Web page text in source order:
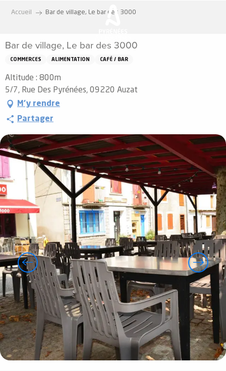
principal
Accueil Bar de village, Le bar des 3000
Bar de village, Le bar des 3000
COMMERCES ALIMENTATION CAFÉ / BAR
Altitude : 800m
5/7, Rue Des Pyrénées, 09220 Auzat
M'y rendre
Partager